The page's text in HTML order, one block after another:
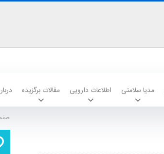
مدیا سلامتی اطلاعات دارویی مقالات برگزیده